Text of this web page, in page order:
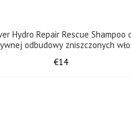
Hydro Repair Rescue Shampoo
odbudowy zniszczonych
€14